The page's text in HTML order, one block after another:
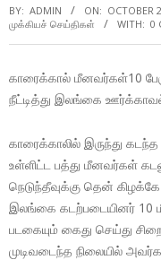
BY: ADMIN ON: OCTOBER
முக்கியச் செய்திகள்
WITH: 0
காரைக்கால் மீனவர்கள்10
நீட்டித்து இலங்கை
காரைக்காலில் இருந்து
உள்ளிட்ட பத்து மீனவர்கள்
நெடுந்தீவுக்கு தென்
இலங்கை கடற்படையினர் 10
படகையும் கைது செய்து
முடிவடைந்த நிலையில்